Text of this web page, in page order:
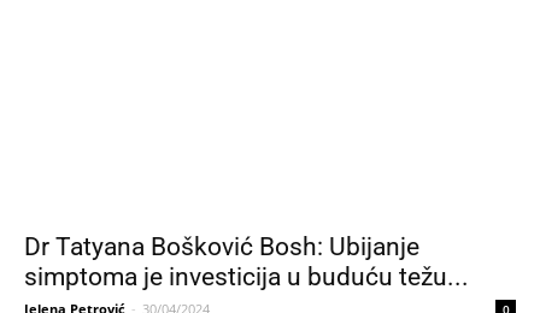
Dr Tatyana Bošković Bosh: Ubijanje
simptoma je investicija u buduću težu...
Jelena Petrović - 30/04/2024 0